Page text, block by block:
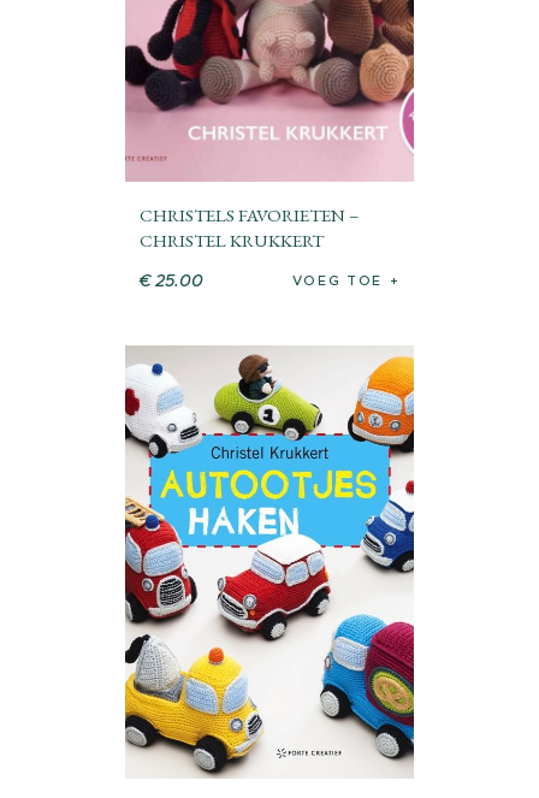
CHRISTELS FAVORIETEN –
CHRISTEL KRUKKERT
€ 25.00 VOEG TOE